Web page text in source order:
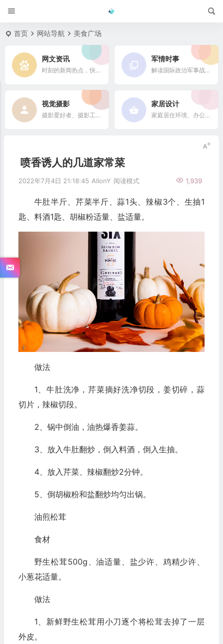
首页 网站导航 美食广场
网文资讯
时刻的新闻热点，快速了解它们的最新进展
军情时事
解读国际政治军事战略格局
视觉摄影
摄影爱好者、摄影工作者及摄影行业信息
家居设计
家庭居住环境、办公场所、公共空间陈设风格以设计搭配
喷香诱人的几道家常菜
2022年7月4日 21:18:45 AllonY 1,939
阅读模式
牛肚半斤、芹菜半斤、蒜1头、辣椒3个、生抽1
匙、料酒1匙、胡椒粉适量、盐适量。
做法
1、牛肚洗净，芹菜摘好洗净切段，姜切碎，蒜
切片，辣椒切段。
2、锅中倒油，油热爆香姜蒜。
3、放入牛肚翻炒，倒入料酒，倒入生抽。
4、放入芹菜、辣椒翻炒2分钟。
5、倒胡椒粉和盐翻炒均匀出锅。
油煎松茸
食材
野生松茸500g、油适量、盐少许、鸡精少许、
小葱花适量。
做法
1、新鲜野生松茸用小刀逐个将松茸去掉了一层
外皮。